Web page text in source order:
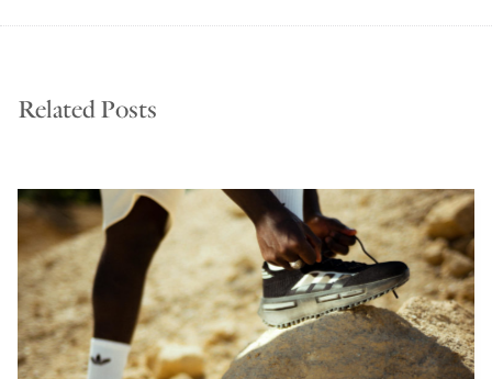
Related Posts